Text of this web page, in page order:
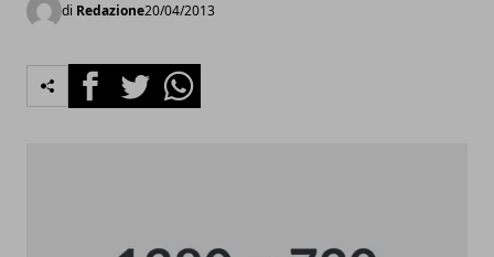
di Redazione20/04/2013
FacebookTwitterWhatsapp